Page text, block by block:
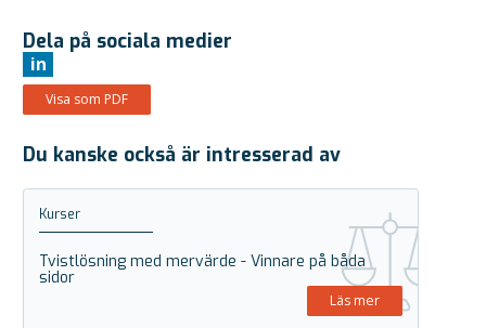
Dela på sociala medier
in
Visa som PDF
Du kanske också är intresserad av
Kurser
Tvistlösning med mervärde - Vinnare på båda
sidor
Läs mer